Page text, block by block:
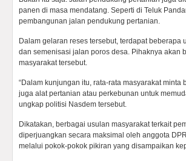
panen di masa mendatang. Seperti di Teluk
pembangunan jalan pendukung pertanian.
Dalam gelaran reses tersebut, terdapat
dan semenisasi jalan poros desa. Pihaknya akan
masyarakat tersebut.
“Dalam kunjungan itu, rata-rata masyarakat
juga alat pertanian atau perkebunan untuk
ungkap politisi Nasdem tersebut.
Dikatakan, berbagai usulan masyarakat terkait
diperjuangkan secara maksimal oleh anggota
melalui pokok-pokok pikiran yang disampaikan